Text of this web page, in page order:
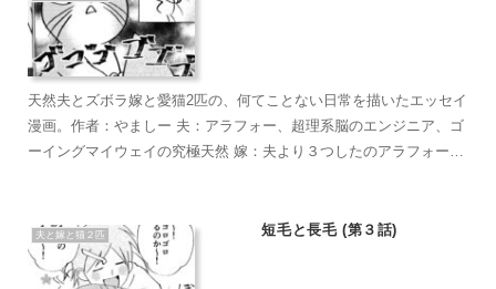
ール。遊びへの欲求がすごい。やりたい放題のバ…やんちゃ坊主
天然夫とズボラ嫁と愛猫2匹の、何てことない日常を描いたエッセイ
漫画。作者：やましー 夫：アラフォー、超理系脳のエンジニア、ゴ
ーイングマイウェイの究極天然 嫁：夫より３つしたのアラフォー、
えん坊のもふもふ こぶ茶：抱っこが大好きラグドール。遊びへの欲
求がすごい。やりたい放題のバ…やんちゃ坊主
夫と嫁と猫２匹 短毛と長毛 (第３話)